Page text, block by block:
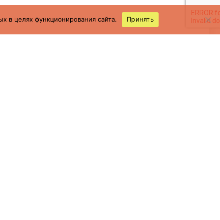
в целях функционирования сайта. Принять